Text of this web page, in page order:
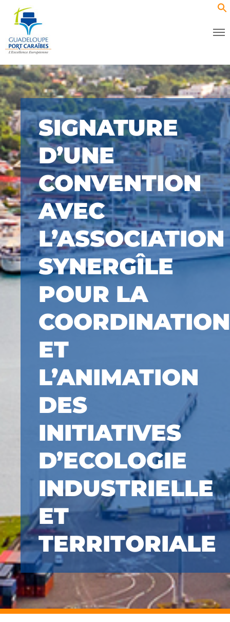
SIGNATURE
D’UNE
CONVENTION
AVEC
L’ASSOCIATION
SYNERGÎLE
POUR LA
COORDINATION
ET
L’ANIMATION
DES
INITIATIVES
D’ECOLOGIE
INDUSTRIELLE
ET
TERRITORIALE